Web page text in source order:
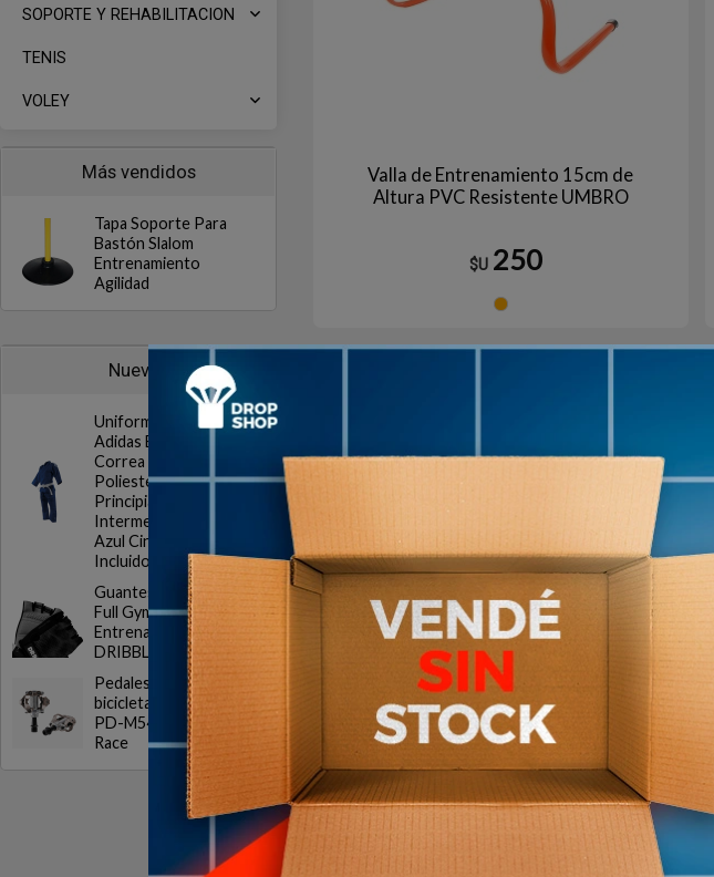
SOPORTE Y REHABILITACION
TENIS
VOLEY
Más vendidos
Tapa Soporte Para
Bastón Slalom
Entrenamiento
Agilidad
Nuevos
Uniforme Judo
Adidas Evolution con
Correa Algodon
Poliester
Principiantes
Intermedios Blanco
Azul Cinturon
Incluido
Guantes Gym DRB
Full Gym 20 Ciclismo
Entrenamiento
DRIBBLING
Pedales para
bicicleta Shimano
PD-M540 SPD MTB
Race
Valla de Entrenamiento 15cm de
Altura PVC Resistente UMBRO
$U 250
Base Tortuga con Ranura para
Bastón y aro TPUY
259
Rojo